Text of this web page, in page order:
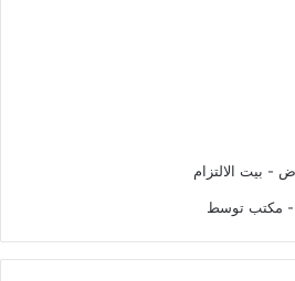
- بيت الالتزام
- مكتب توسط